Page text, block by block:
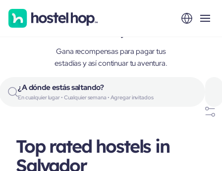
Salvador, Brazil
Gana recompensas para pagar tus
estadías y así continuar tu aventura.
¿A dónde estás saltando?
En cualquier lugar • Cualquier semana • Agregar invitados
Top rated hostels in
Salvador